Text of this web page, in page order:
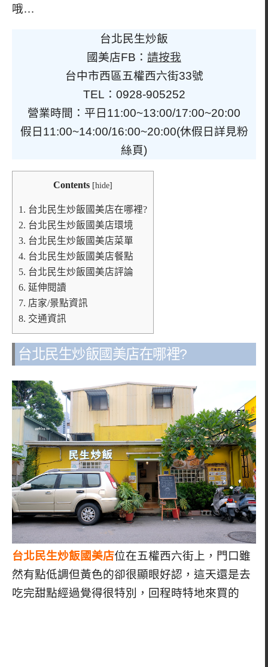
哦…
台北民生炒飯
國美店FB： 請按我
台中市西區五權西六街33號
TEL：0928-905252
營業時間：平日11:00~13:00/17:00~20:00
假日11:00~14:00/16:00~20:00(休假日詳見粉
絲頁)
Contents [hide]
1. 台北民生炒飯國美店在哪裡?
2. 台北民生炒飯國美店環境
3. 台北民生炒飯國美店菜單
4. 台北民生炒飯國美店餐點
5. 台北民生炒飯國美店評論
6. 延伸閱讀
7. 店家/景點資訊
8. 交通資訊
台北民生炒飯國美店在哪裡?
台北民生炒飯國美店位在五權西六街上，門口雖
然有點低調但黃色的卻很顯眼好認，這天還是去
吃完甜點經過覺得很特別，回程時特地來買的